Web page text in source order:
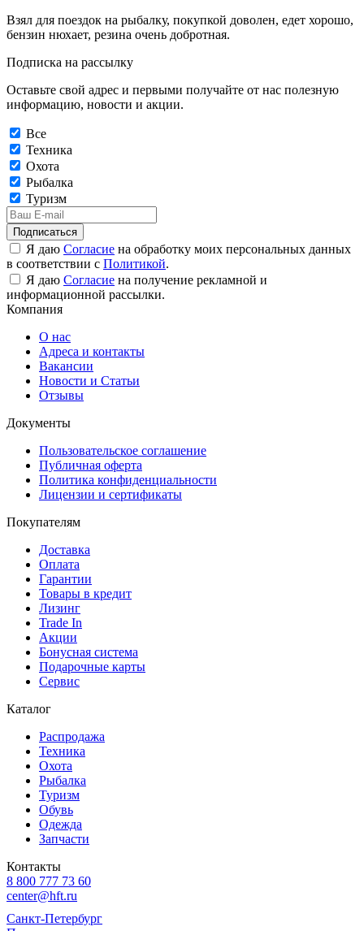
Взял для поездок на рыбалку, покупкой доволен, едет хорошо,
бензин нюхает, резина очень добротная.
Подписка на рассылку
Оставьте свой адрес и первыми получайте от нас полезную
информацию, новости и акции.
Все
Техника
Охота
Рыбалка
Туризм
Подписаться
Я даю Согласие на обработку моих персональных данных
в соответствии с Политикой.
Я даю Согласие на получение рекламной и
информационной рассылки.
Компания
О нас
Адреса и контакты
Вакансии
Новости и Статьи
Отзывы
Документы
Пользовательское соглашение
Публичная оферта
Политика конфиденциальности
Лицензии и сертификаты
Покупателям
Доставка
Оплата
Гарантии
Товары в кредит
Лизинг
Trade In
Акции
Бонусная система
Подарочные карты
Сервис
Каталог
Распродажа
Техника
Охота
Рыбалка
Туризм
Обувь
Одежда
Запчасти
Контакты
8 800 777 73 60
center@hft.ru
Санкт-Петербург